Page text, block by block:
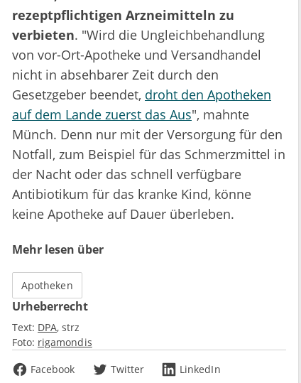
rezeptpflichtigen Arzneimitteln zu
verbieten. "Wird die Ungleichbehandlung
von vor-Ort-Apotheke und Versandhandel
nicht in absehbarer Zeit durch den
Gesetzgeber beendet, droht den Apotheken
auf dem Lande zuerst das Aus", mahnte
Münch. Denn nur mit der Versorgung für den
Notfall, zum Beispiel für das Schmerzmittel in
der Nacht oder das schnell verfügbare
Antibiotikum für das kranke Kind, könne
keine Apotheke auf Dauer überleben.
Mehr lesen über
Apotheken
Urheberrecht
Text: DPA strz
Foto: rigamondis
Facebook
Twitter LinkedIn